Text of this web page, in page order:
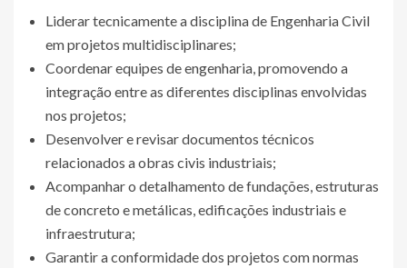
Liderar tecnicamente a disciplina de Engenharia Civil
em projetos multidisciplinares;
Coordenar equipes de engenharia, promovendo a
integração entre as diferentes disciplinas envolvidas
nos projetos;
Desenvolver e revisar documentos técnicos
relacionados a obras civis industriais;
Acompanhar o detalhamento de fundações, estruturas
de concreto e metálicas, edificações industriais e
infraestrutura;
Garantir a conformidade dos projetos com normas